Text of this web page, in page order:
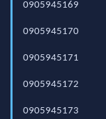
0905945169
0905945170
0905945171
0905945172
0905945173